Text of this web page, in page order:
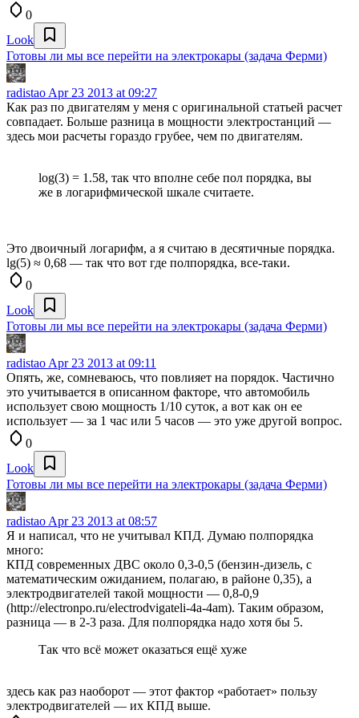
0
Look
Готовы ли мы все перейти на электрокары (задача Ферми)
radistao Apr 23 2013 at 09:27
Как раз по двигателям у меня с оригинальной статьей расчет
совпадает. Больше разница в мощности электростанций —
здесь мои расчеты гораздо грубее, чем по двигателям.
log(3) = 1.58, так что вполне себе пол порядка, вы
же в логарифмической шкале считаете.
Это двоичный логарифм, а я считаю в десятичные порядка.
lg(5) ≈ 0,68 — так что вот где полпорядка, все-таки.
0
Look
Готовы ли мы все перейти на электрокары (задача Ферми)
radistao Apr 23 2013 at 09:11
Опять, же, сомневаюсь, что повлияет на порядок. Частично
это учитывается в описанном факторе, что автомобиль
использует свою мощность 1/10 суток, а вот как он ее
использует — за 1 час или 5 часов — это уже другой вопрос.
0
Look
Готовы ли мы все перейти на электрокары (задача Ферми)
radistao Apr 23 2013 at 08:57
Я и написал, что не учитывал КПД. Думаю полпорядка
много:
КПД современных ДВС около 0,3-0,5 (бензин-дизель, с
математическим ожиданием, полагаю, в районе 0,35), а
электродвигателей такой мощности — 0,8-0,9
(http://electronpo.ru/electrodvigateli-4a-4am). Таким образом,
разница — в 2-3 раза. Для полпорядка надо хотя бы 5.
Так что всё может оказаться ещё хуже
здесь как раз наоборот — этот фактор «работает» пользу
электродвигателей — их КПД выше.